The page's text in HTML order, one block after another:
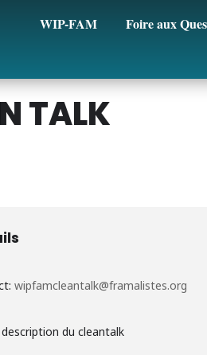
WIP-FAM Foire aux
TALK
wipfamcleantalk@framalistes.org
du cleantalk